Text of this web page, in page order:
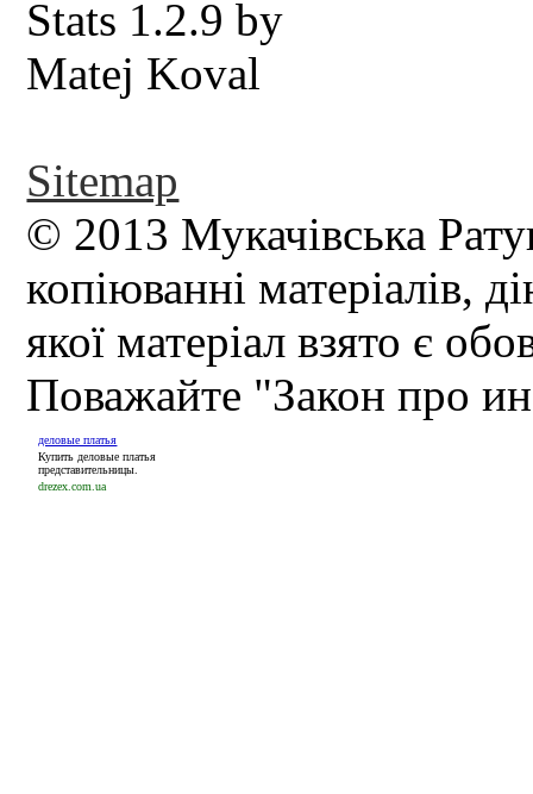
Sitemap
© 2013 Мукачівська
копіюванні матеріалів,
якої матеріал взято є
Поважайте "Закон про
деловые платья
Купить деловые платья
представительницы.
drezex.com.ua